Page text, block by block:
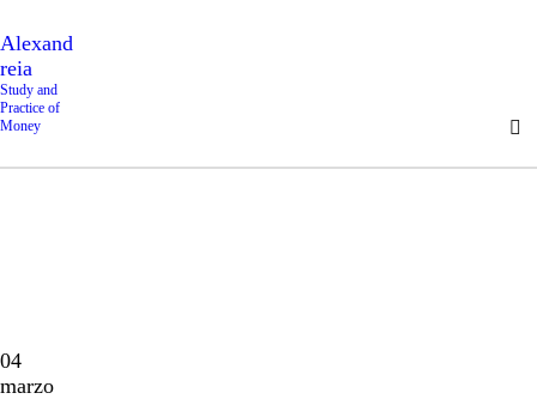
Alexand
reia
Study and
Practice of
Money
04
marzo